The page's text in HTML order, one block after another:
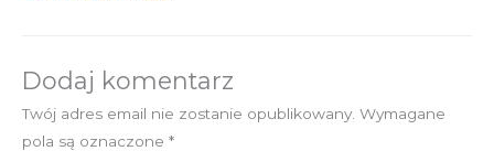
Dodaj komentarz
Twój adres email nie zostanie opublikowany. Wymagane
pola są oznaczone *